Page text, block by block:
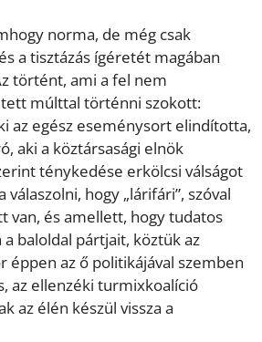
norma, de még csak
a tisztázás ígéretét magában
történt, ami a fel nem
múlttal történni szokott:
az egész eseménysort elindította,
aki a köztársasági elnök
ténykedése erkölcsi válságot
hogy „lárifári”, szóval
van, és amellett, hogy tudatos
baloldal pártjait, köztük az
éppen az ő politikájával szemben
az ellenzéki turmixkoalíció
az élén készül vissza a